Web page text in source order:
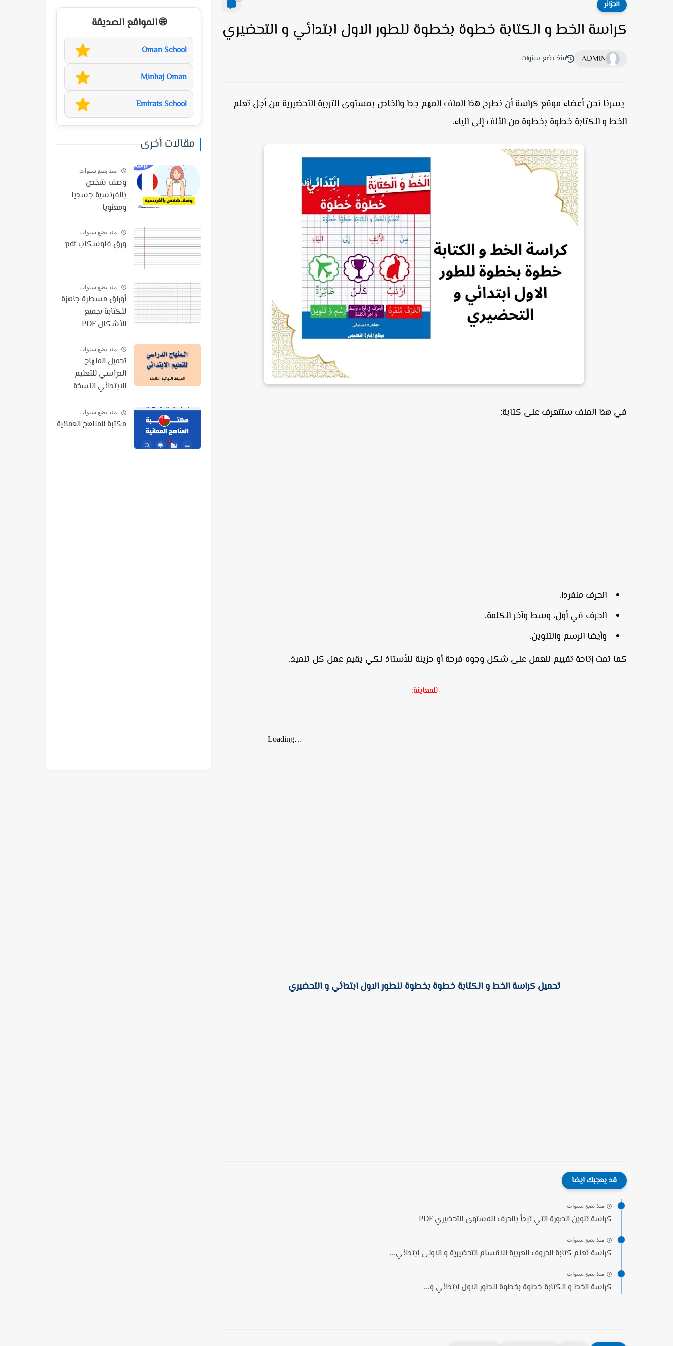
الجزائر
كراسة الخط و الكتابة خطوة بخطوة للطور الاول ابتدائي و التحضيري
ADMIN منذ بضع سنوات
يسرنا نحن أعضاء موقع كراسة أن نطرح هذا الملف المهم جدا والخاص بمستوى التربية التحضيرية من أجل تعلم
الخط و الكتابة خطوة بخطوة من الألف إلى الياء.
في هذا الملف ستتعرف على كتابة:
الحرف منفردا.
الحرف في أول، وسط وآخر الكلمة.
وأيضا الرسم والتلوين.
كما تمت إتاحة تقييم للعمل على شكل وجوه فرحة أو حزينة للأستاذ لكي يقيم عمل كل تلميذ.
للمعاينة:
تحميل كراسة الخط و الكتابة خطوة بخطوة للطور الاول ابتدائي و التحضيري
قد يعجبك ايضا
منذ بضع سنوات
كراسة تلوين الصورة التي تبدأ بالحرف للمستوى التحضيري PDF
منذ بضع سنوات
كراسة تعلم كتابة الحروف العربية للأقسام التحضيرية و الأولى ابتدائي...
منذ بضع سنوات
كراسة الخط و الكتابة خطوة بخطوة للطور الاول ابتدائي و...
🌐 المواقع الصديقة
Oman School
Minhaj Oman
Emirats School
مقالات أخرى
منذ بضع سنوات
وصف شخص
بالفرنسية جسديا
ومعنويا
منذ بضع سنوات
ورق فلوسكاب pdf
منذ بضع سنوات
أوراق مسطرة جاهزة
للكتابة بجميع
الأشكال PDF
منذ بضع سنوات
تحميل المنهاج
الدراسي للتعليم
الابتدائي النسخة
PDFمنذ بضع سنوات
مكتبة المناهج العمانية